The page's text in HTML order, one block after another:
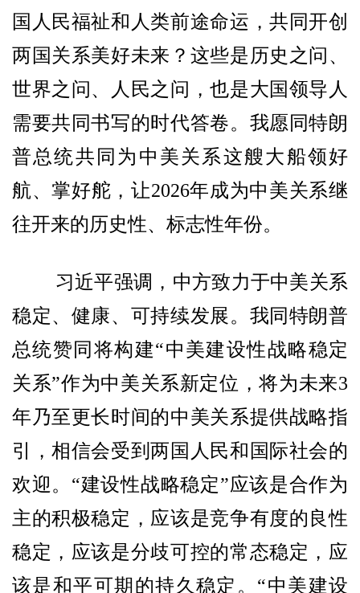
国人民福祉和人类前途命运，共同开创
两国关系美好未来？这些是历史之问、
世界之问、人民之问，也是大国领导人
需要共同书写的时代答卷。我愿同特朗
普总统共同为中美关系这艘大船领好
航、掌好舵，让2026年成为中美关系继
往开来的历史性、标志性年份。
习近平强调，中方致力于中美关系
稳定、健康、可持续发展。我同特朗普
总统赞同将构建“中美建设性战略稳定
关系”作为中美关系新定位，将为未来3
年乃至更长时间的中美关系提供战略指
引，相信会受到两国人民和国际社会的
欢迎。“建设性战略稳定”应该是合作为
主的积极稳定，应该是竞争有度的良性
稳定，应该是分歧可控的常态稳定，应
该是和平可期的持久稳定。“中美建设